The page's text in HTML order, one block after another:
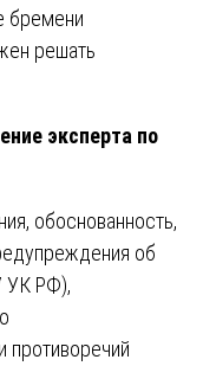
бремени
решать
эксперта по
обоснованность,
об
УК РФ),
противоречий